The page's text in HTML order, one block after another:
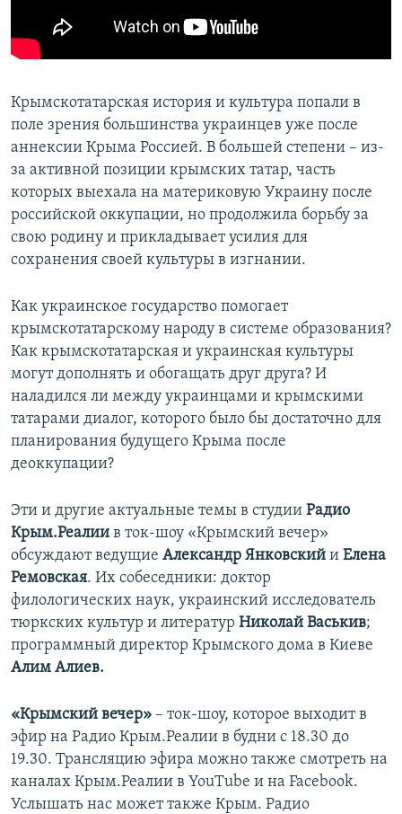
ПОБЕДИТЕЛЕЙ НЕ СУДЯТ?
КРЫМ.НЕПОКОРЕННЫЙ
УКРАИНСКАЯ ПРОБЛЕМА КРЫМА
ПРИСОЕДИНЯЙТЕСЬ!
Все сайты RFE/RL
Крымскотатарская история и культура попали в
поле зрения большинства украинцев уже после
аннексии Крыма Россией. В большей степени – из-
за активной позиции крымских татар, часть
которых выехала на материковую Украину после
российской оккупации, но продолжила борьбу за
свою родину и прикладывает усилия для
сохранения своей культуры в изгнании.
Как украинское государство помогает
крымскотатарскому народу в системе образования?
Как крымскотатарская и украинская культуры
могут дополнять и обогащать друг друга? И
наладился ли между украинцами и крымскими
татарами диалог, которого было бы достаточно для
планирования будущего Крыма после
деоккупации?
Эти и другие актуальные темы в студии Радио
Крым.Реалии в ток-шоу «Крымский вечер»
обсуждают ведущие Александр Янковский и Елена
Ремовская. Их собеседники: доктор
филологических наук, украинский исследователь
тюркских культур и литератур Николай Васькив;
программный директор Крымского дома в Киеве
Алим Алиев.
«Крымский вечер» – ток-шоу, которое выходит в
эфир на Радио Крым.Реалии в будни с 18.30 до
19.30. Трансляцию эфира можно также смотреть на
каналах Крым.Реалии в YouTube и на Facebook.
Услышать нас может также Крым. Радио